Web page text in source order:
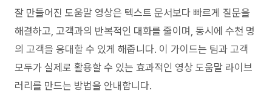
잘 만들어진 도움말 영상은 텍스트 문서보다 빠르게 질문을
해결하고, 고객과의 반복적인 대화를 줄이며, 동시에 수천 명
의 고객을 응대할 수 있게 해줍니다. 이 가이드는 팀과 고객
모두가 실제로 활용할 수 있는 효과적인 영상 도움말 라이브
러리를 만드는 방법을 안내합니다.